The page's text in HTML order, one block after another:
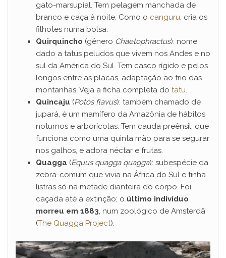
gato-marsupial. Tem pelagem manchada de
branco e caça à noite. Como o canguru, cria os
filhotes numa bolsa.
Quirquincho (gênero Chaetophractus): nome
dado a tatus peludos que vivem nos Andes e no
sul da América do Sul. Tem casco rígido e pelos
longos entre as placas, adaptação ao frio das
montanhas. Veja a ficha completa do tatu.
Quincaju (Potos flavus): também chamado de
jupará, é um mamífero da Amazônia de hábitos
noturnos e arborícolas. Tem cauda preênsil, que
funciona como uma quinta mão para se segurar
nos galhos, e adora néctar e frutas.
Quagga (Equus quagga quagga): subespécie da
zebra-comum que vivia na África do Sul e tinha
listras só na metade dianteira do corpo. Foi
caçada até a extinção; o último indivíduo
morreu em 1883, num zoológico de Amsterdã
(The Quagga Project).